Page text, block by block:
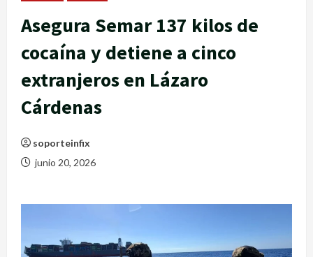
Asegura Semar 137 kilos de
cocaína y detiene a cinco
extranjeros en Lázaro
Cárdenas
soporteinfix
junio 20, 2026